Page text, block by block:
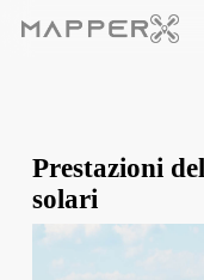
Prestazioni
solari